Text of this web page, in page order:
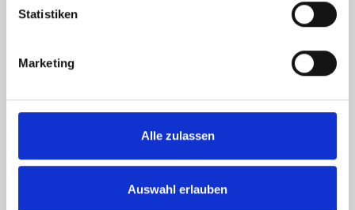
Statistiken
Marketing
Alle zulassen
Auswahl erlauben